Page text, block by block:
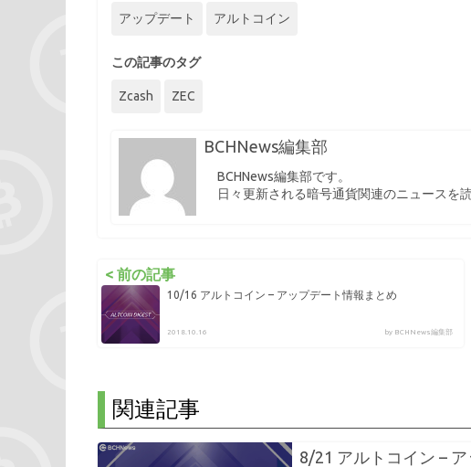
アップデート アルトコイン
この記事のタグ
Zcash ZEC
BCHNews編集部
BCHNews編集部です。
日々更新される暗号通貨関連のニュースを
< 前の記事
10/16 アルトコイン – アップデート情報まとめ
2018.10.16 by BCHNews編集部
関連記事
8/21 アルトコイン –